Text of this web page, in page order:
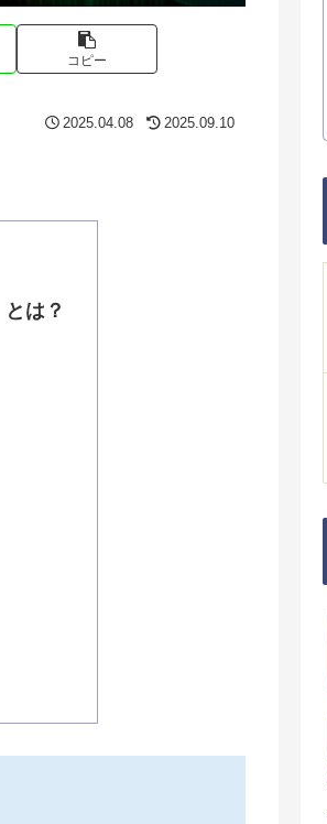
コピー
2025.04.08 2025.09.10
は？